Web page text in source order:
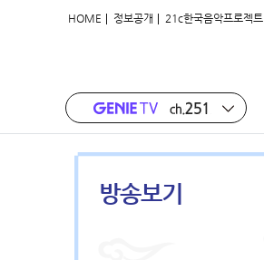
HOME | 정보공개 | 21c한국음악프로젝트
방송보기